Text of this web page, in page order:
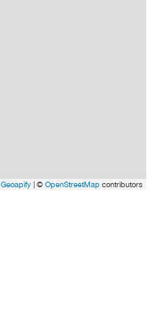
Geoapify | © OpenStreetMap contributors